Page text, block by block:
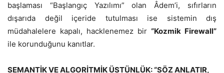
başlaması “Başlangıç Yazılımı” olan Âdem’i, sıfırların
dışarıda değil içeride tutulması ise sistemin dış
müdahalelere kapalı, hacklenemez bir “Kozmik Firewall”
ile korunduğunu kanıtlar.
SEMANTİK VE ALGORİTMİK ÜSTÜNLÜK: “SÖZ ANLATIR,